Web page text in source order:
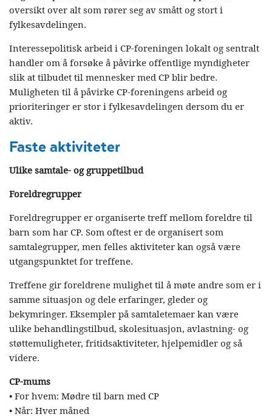
oversikt over alt som rører seg av smått og stort i
fylkesavdelingen.
Interessepolitisk arbeid i CP-foreningen lokalt og sentralt
handler om å forsøke å påvirke offentlige myndigheter
slik at tilbudet til mennesker med CP blir bedre.
Muligheten til å påvirke CP-foreningens arbeid og
prioriteringer er stor i fylkesavdelingen dersom du er
aktiv.
Faste aktiviteter
Ulike samtale- og gruppetilbud
Foreldregrupper
Foreldregrupper er organiserte treff mellom foreldre til
barn som har CP. Som oftest er de organisert som
samtalegrupper, men felles aktiviteter kan også være
utgangspunktet for treffene.
Treffene gir foreldrene mulighet til å møte andre som er i
samme situasjon og dele erfaringer, gleder og
bekymringer. Eksempler på samtaletemaer kan være
ulike behandlingstilbud, skolesituasjon, avlastning- og
støttemuligheter, fritidsaktiviteter, hjelpemidler og så
videre.
CP-mums
• For hvem: Mødre til barn med CP
• Når: Hver måned